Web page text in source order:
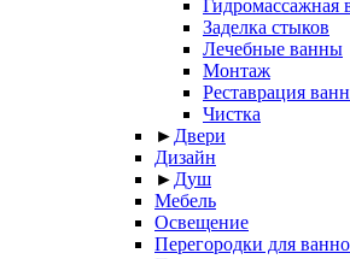
Гидромассажная
Заделка стыков
Лечебные ванны
Монтаж
Реставрация
Чистка
► Двери
Дизайн
► Душ
Мебель
Освещение
Перегородки для